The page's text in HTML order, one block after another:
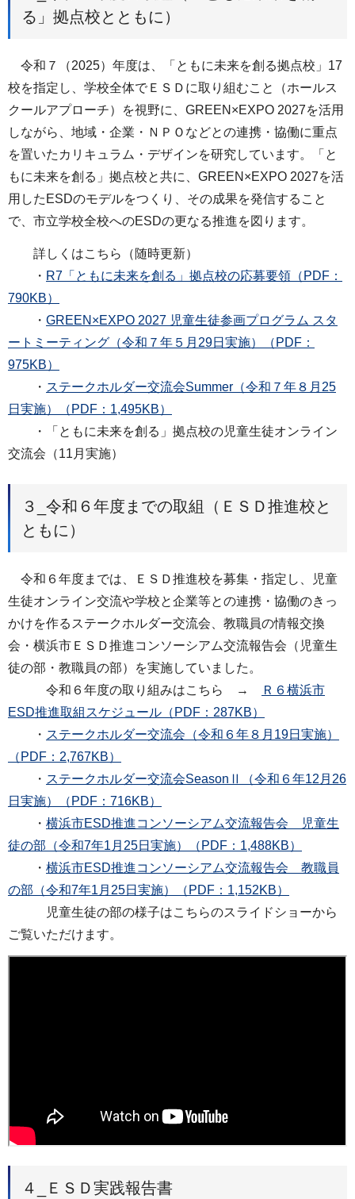
る」拠点校とともに）
令和７（2025）年度は、「ともに未来を創る拠点校」17
校を指定し、学校全体でＥＳＤに取り組むこと（ホールス
クールアプローチ）を視野に、GREEN×EXPO 2027を活用
しながら、地域・企業・ＮＰＯなどとの連携・協働に重点
を置いたカリキュラム・デザインを研究しています。「と
もに未来を創る」拠点校と共に、GREEN×EXPO 2027を活
用したESDのモデルをつくり、その成果を発信すること
で、市立学校全校へのESDの更なる推進を図ります。
詳しくはこちら（随時更新）
・ R7「ともに未来を創る」拠点校の応募要領（PDF：
790KB）
・ GREEN×EXPO 2027 児童生徒参画プログラム スタ
ートミーティング（令和７年５月29日実施）（PDF：
975KB）
・ ステークホルダー交流会Summer（令和７年８月25
日実施）（PDF：1,495KB）
・「ともに未来を創る」拠点校の児童生徒オンライン
交流会（11月実施）
３_令和６年度までの取組（ＥＳＤ推進校と
ともに）
令和６年度までは、ＥＳＤ推進校を募集・指定し、児童
生徒オンライン交流や学校と企業等との連携・協働のきっ
かけを作るステークホルダー交流会、教職員の情報交換
会・横浜市ＥＳＤ推進コンソーシアム交流報告会（児童生
徒の部・教職員の部）を実施していました。
令和６年度の取り組みはこちら →
Ｒ６横浜市
ESD推進取組スケジュール（PDF：287KB）
・ ステークホルダー交流会（令和６年８月19日実施）
（PDF：2,767KB）
・ ステークホルダー交流会SeasonⅡ（令和６年12月26
日実施）（PDF：716KB）
・ 横浜市ESD推進コンソーシアム交流報告会 児童生
徒の部（令和7年1月25日実施）（PDF：1,488KB）
・ 横浜市ESD推進コンソーシアム交流報告会 教職員
の部（令和7年1月25日実施）（PDF：1,152KB）
児童生徒の部の様子はこちらのスライドショーから
ご覧いただけます。
４_ＥＳＤ実践報告書